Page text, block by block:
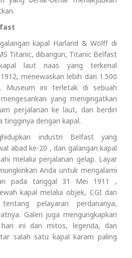
kapal Harland & Wolff di
Titanic, dibangun, Titanic Belfast
laut naas yang terkenal
menewaskan lebih dari 1.500
Museum ini terletak di sebuah
yang mengingatkan
perjalanan ke laut, dan berdiri
tingginya dengan kapal.
industri Belfast yang
abad ke-20 , dan galangan kapal
melalui perjalanan gelap. Layar
Anda untuk mengalami
pada tanggal 31 Mei 1911 ,
kapal melalui objek, CGI dan
pelayaran perdananya,
Galeri juga mengungkapkan
ini dan mitos, legenda, dan
salah satu kapal karam paling